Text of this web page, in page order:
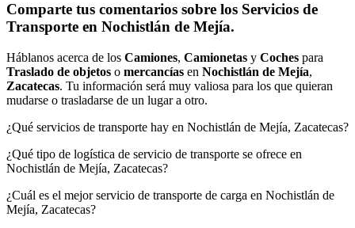
Comparte tus comentarios sobre los Servicios de
Transporte en Nochistlán de Mejía.
Háblanos acerca de los Camiones, Camionetas y Coches para
Traslado de objetos o mercancías en Nochistlán de Mejía,
Zacatecas. Tu información será muy valiosa para los que quieran
mudarse o trasladarse de un lugar a otro.
¿Qué servicios de transporte hay en Nochistlán de Mejía, Zacatecas?
¿Qué tipo de logística de servicio de transporte se ofrece en
Nochistlán de Mejía, Zacatecas?
¿Cuál es el mejor servicio de transporte de carga en Nochistlán de
Mejía, Zacatecas?